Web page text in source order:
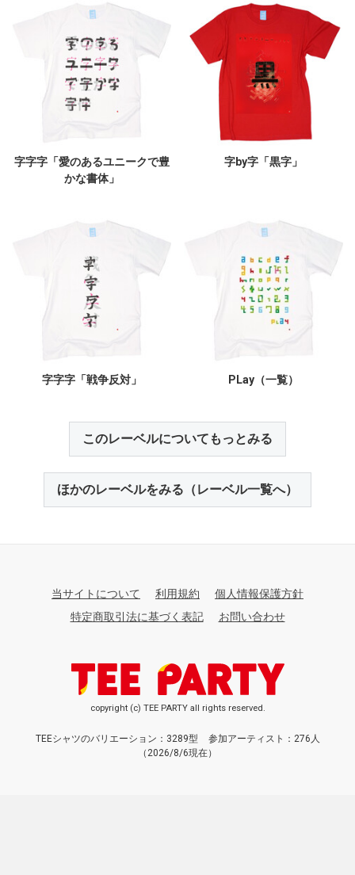
字字字「愛のあるユニークで豊
かな書体」
字by字「黒字」
字字字「戦争反対」 PLay（一覧）
このレーベルについてもっとみる
ほかのレーベルをみる（レーベル一覧へ）
当サイトについて 利用規約
個人情報保護方針
特定商取引法に基づく表記
お問い合わせ
copyright (c) TEE PARTY all rights reserved.
TEEシャツのバリエーション：3289型
参加アーティスト：276人
（2026/8/6現在）